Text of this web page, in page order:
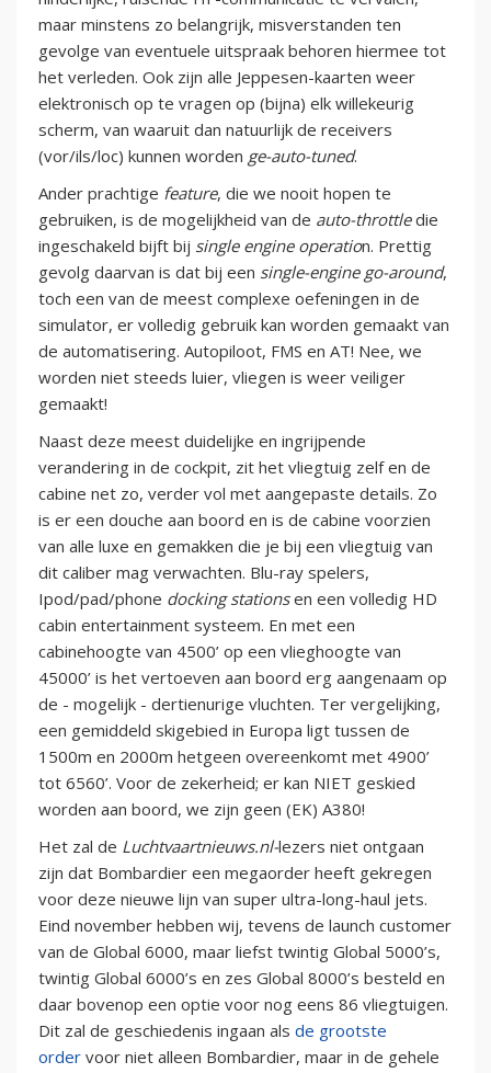
maar minstens zo belangrijk, misverstanden ten
gevolge van eventuele uitspraak behoren hiermee tot
het verleden. Ook zijn alle Jeppesen-kaarten weer
elektronisch op te vragen op (bijna) elk willekeurig
scherm, van waaruit dan natuurlijk de receivers
(vor/ils/loc) kunnen worden ge-auto-tuned.
Ander prachtige feature, die we nooit hopen te
gebruiken, is de mogelijkheid van de auto-throttledie
ingeschakeld bijft bij single engine operation. Prettig
gevolg daarvan is dat bij een single-engine go-around,
toch een van de meest complexe oefeningen in de
simulator, er volledig gebruik kan worden gemaakt van
de automatisering. Autopiloot, FMS en AT! Nee, we
worden niet steeds luier, vliegen is weer veiliger
gemaakt!
Naast deze meest duidelijke en ingrijpende
verandering in de cockpit, zit het vliegtuig zelf en de
cabine net zo, verder vol met aangepaste details. Zo
is er een douche aan boord en is de cabine voorzien
van alle luxe en gemakken die je bij een vliegtuig van
dit caliber mag verwachten. Blu-ray spelers,
Ipod/pad/phone docking stationsen een volledig HD
cabin entertainment systeem. En met een
cabinehoogte van 4500’ op een vlieghoogte van
45000’ is het vertoeven aan boord erg aangenaam op
de - mogelijk - dertienurige vluchten. Ter vergelijking,
een gemiddeld skigebied in Europa ligt tussen de
1500m en 2000m hetgeen overeenkomt met 4900’
tot 6560’. Voor de zekerheid; er kan NIET geskied
worden aan boord, we zijn geen (EK) A380!
Het zal de Luchtvaartnieuws.nl-lezers niet ontgaan
zijn dat Bombardier een megaorder heeft gekregen
voor deze nieuwe lijn van super ultra-long-haul jets.
Eind november hebben wij, tevens de launch customer
van de Global 6000, maar liefst twintig Global 5000’s,
twintig Global 6000’s en zes Global 8000’s besteld en
daar bovenop een optie voor nog eens 86 vliegtuigen.
Dit zal de geschiedenis ingaan als de grootste
order voor niet alleen Bombardier, maar in de gehele